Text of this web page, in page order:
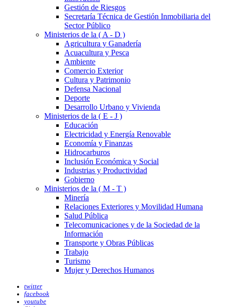
Gestión de Riesgos
Secretaría Técnica de Gestión Inmobiliaria del
Sector Público
Ministerios de la ( A - D )
Agricultura y Ganadería
Acuacultura y Pesca
Ambiente
Comercio Exterior
Cultura y Patrimonio
Defensa Nacional
Deporte
Desarrollo Urbano y Vivienda
Ministerios de la ( E - J )
Educación
Electricidad y Energía Renovable
Economía y Finanzas
Hidrocarburos
Inclusión Económica y Social
Industrias y Productividad
Gobierno
Ministerios de la ( M - T )
Minería
Relaciones Exteriores y Movilidad Humana
Salud Pública
Telecomunicaciones y de la Sociedad de la
Información
Transporte y Obras Públicas
Trabajo
Turismo
Mujer y Derechos Humanos
twitter
facebook
youtube